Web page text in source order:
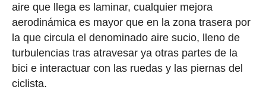
aire que llega es laminar, cualquier mejora
aerodinámica es mayor que en la zona trasera por
la que circula el denominado aire sucio, lleno de
turbulencias tras atravesar ya otras partes de la
bici e interactuar con las ruedas y las piernas del
ciclista.